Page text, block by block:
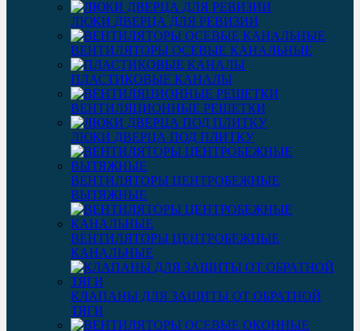
ЛЮКИ ДВЕРЦА ДЛЯ РЕВИЗИИ
ВЕНТИЛЯТОРЫ ОСЕВЫЕ КАНАЛЬНЫЕ
ПЛАСТИКОВЫЕ КАНАЛЫ
ВЕНТИЛЯЦИОННЫЕ РЕШЕТКИ
ЛЮКИ ДВЕРЦА ПОД ПЛИТКУ
ВЕНТИЛЯТОРЫ ЦЕНТРОБЕЖНЫЕ
ВЫТЯЖНЫЕ
ВЕНТИЛЯТОРЫ ЦЕНТРОБЕЖНЫЕ
КАНАЛЬНЫЕ
КЛАПАНЫ ДЛЯ ЗАЩИТЫ ОТ ОБРАТНОЙ
ТЯГИ